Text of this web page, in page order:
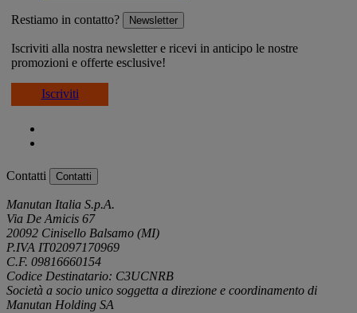
Restiamo in contatto? Newsletter
Iscriviti alla nostra newsletter e ricevi in anticipo le nostre
promozioni e offerte esclusive!
Iscriviti
Contatti Contatti
Manutan Italia S.p.A.
Via De Amicis 67
20092 Cinisello Balsamo (MI)
P.IVA IT02097170969
C.F. 09816660154
Codice Destinatario: C3UCNRB
Società a socio unico soggetta a direzione e coordinamento di
Manutan Holding SA